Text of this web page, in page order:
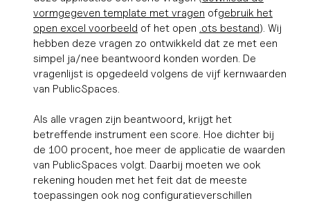
vormgegeven template met vragen ofgebruik het
open excel voorbeeld of het open .ots bestand). Wij
hebben deze vragen zo ontwikkeld dat ze met een
simpel ja/nee beantwoord konden worden. De
vragenlijst is opgedeeld volgens de vijf kernwaarden
van PublicSpaces.
Als alle vragen zijn beantwoord, krijgt het
betreffende instrument een score. Hoe dichter bij
de 100 procent, hoe meer de applicatie de waarden
van PublicSpaces volgt. Daarbij moeten we ook
rekening houden met het feit dat de meeste
toepassingen ook nog configuratieverschillen